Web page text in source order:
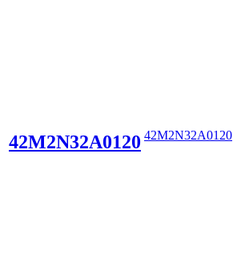
42M2N32A0120 42M2N32A0120